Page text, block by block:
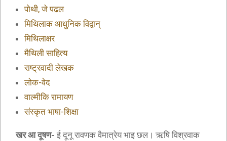
पोथी, जे पढल
मिथिलाक आधुनिक विद्वान्
मिथिलाक्षर
मैथिली साहित्य
राष्ट्रवादी लेखक
लोक-वेद
वाल्मीकि रामायण
संस्कृत भाषा-शिक्षा
खर आ दूषण- ई दूनू रावणक वैमात्रेय भाइ छल। ऋषि विश्रवाक